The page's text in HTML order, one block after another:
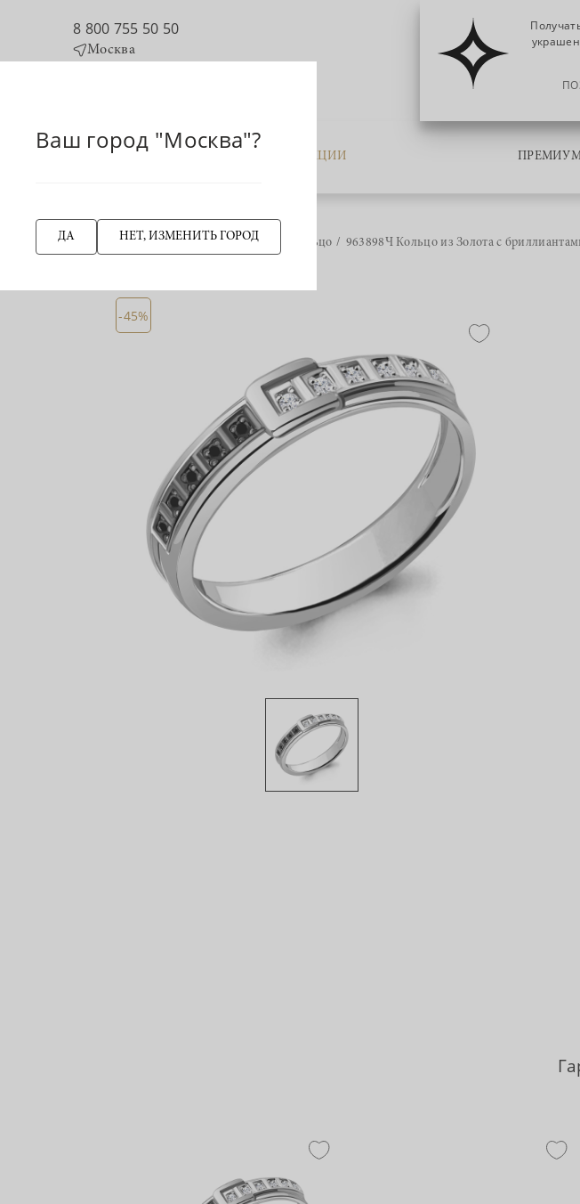
8 800 755 50 50
Москва
КАТАЛОГ АКЦИИ
НАЗАД Главная страница Кольцо 963898Ч Кольцо из Золота с
-45%
Ваш город "Москва"?
ДА НЕТ, ИЗМЕНИТЬ ГОРОД